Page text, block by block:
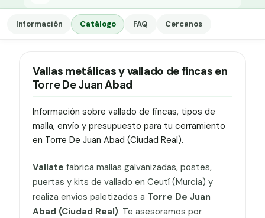
Información Catálogo FAQ Cercanos
Vallas metálicas y vallado de fincas en
Torre De Juan Abad
Información sobre vallado de fincas, tipos de
malla, envío y presupuesto para tu cerramiento
en Torre De Juan Abad (Ciudad Real).
Vallate fabrica mallas galvanizadas, postes,
puertas y kits de vallado en Ceutí (Murcia) y
realiza envíos paletizados a Torre De Juan
Abad (Ciudad Real). Te asesoramos por